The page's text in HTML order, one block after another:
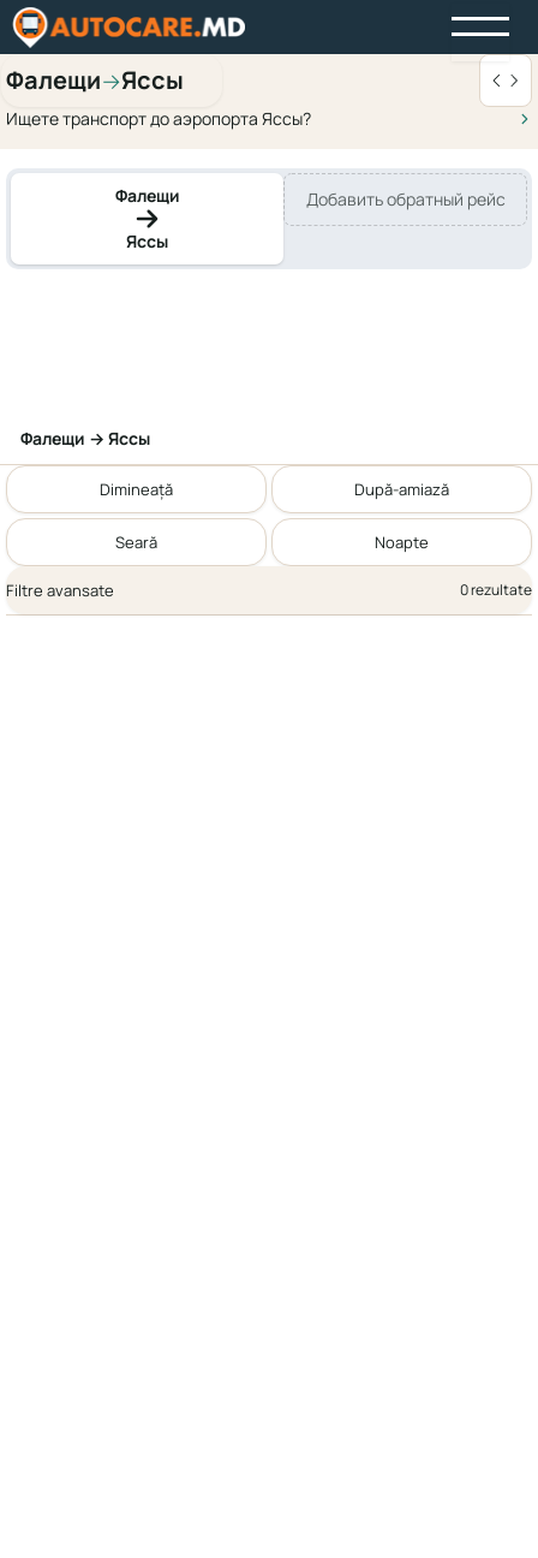
Фалещи→Яссы
Ищете транспорт до аэропорта Яссы?
Фалещи
Яссы
Добавить обратный рейс
Фалещи → Яссы
Dimineață După-amiază
Seară Noapte
Filtre avansate 0 rezultate